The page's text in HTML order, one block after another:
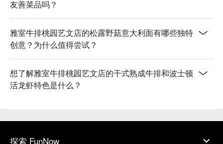
友善菜品吗？
雅室牛排桃园艺文店的松露野菇意大利面有哪些独特
创意？为什么值得尝试？
想了解雅室牛排桃园艺文店的干式熟成牛排和波士顿
活龙虾特色是什么？
探索 FunNow